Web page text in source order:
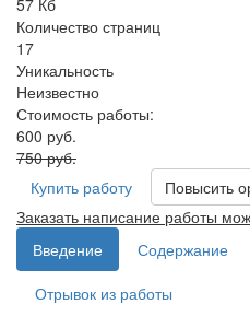
57 Кб
Количество страниц
17
Уникальность
Неизвестно
Стоимость работы:
600 руб.
750 руб.
Купить работу
Повысить
Заказать написание работы
Введение
Содержание
Отрывок из работы